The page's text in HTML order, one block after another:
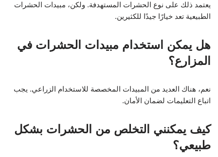
يعتمد ذلك على نوع الحشرات المستهدفة. ولكن، مبيدات الحشرات
الطبيعية تعد خيارًا جيدًا للكثيرين.
هل يمكن استخدام مبيدات الحشرات في
المزارع؟
نعم، هناك العديد من المبيدات المخصصة للاستخدام الزراعي. يجب
اتباع التعليمات لضمان الأمان.
كيف يمكنني التخلص من الحشرات بشكل
طبيعي؟